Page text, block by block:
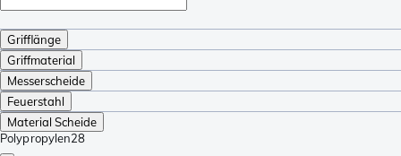
Grifflänge
Griffmaterial
Messerscheide
Feuerstahl
Material Scheide
Polypropylen28